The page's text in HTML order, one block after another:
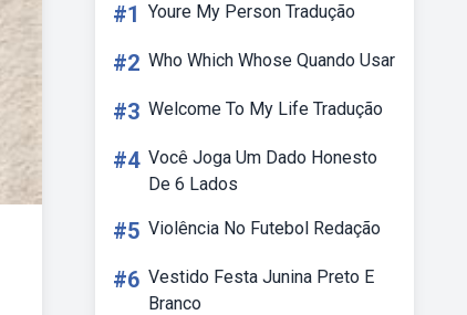
#1 Youre My Person Tradução
#2 Who Which Whose Quando Usar
#3 Welcome To My Life Tradução
#4 Você Joga Um Dado Honesto
De 6 Lados
#5 Violência No Futebol Redação
#6 Vestido Festa Junina Preto E
Branco